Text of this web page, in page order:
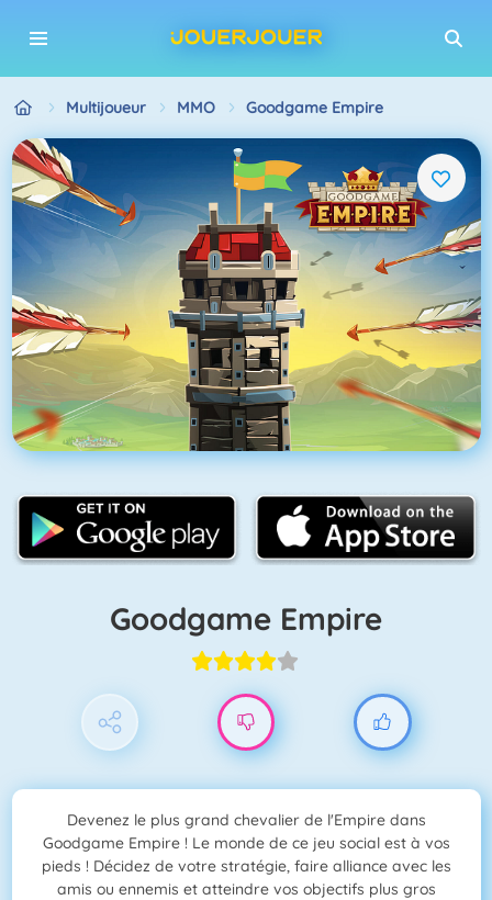
Multijoueur MMO Goodgame Empire
Goodgame Empire
Devenez le plus grand chevalier de l'Empire dans
Goodgame Empire ! Le monde de ce jeu social est à vos
pieds ! Décidez de votre stratégie, faire alliance avec les
amis ou ennemis et atteindre vos objectifs plus gros